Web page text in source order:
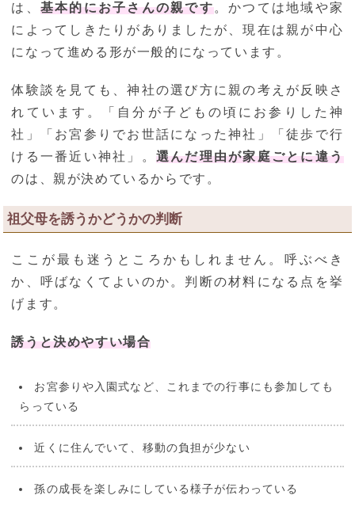
は、 基本的にお子さんの親です。かつては地域や家
によってしきたりがありましたが、現在は親が中心
になって進める形が一般的になっています。
体験談を見ても、神社の選び方に親の考えが反映さ
れています。「自分が子どもの頃にお参りした神
社」「お宮参りでお世話になった神社」「徒歩で行
ける一番近い神社」。 選んだ理由が家庭ごとに違う
のは、親が決めているからです。
祖父母を誘うかどうかの判断
ここが最も迷うところかもしれません。呼ぶべき
か、呼ばなくてよいのか。判断の材料になる点を挙
げます。
誘うと決めやすい場合
お宮参りや入園式など、これまでの行事にも参加しても
らっている
近くに住んでいて、移動の負担が少ない
孫の成長を楽しみにしている様子が伝わっている